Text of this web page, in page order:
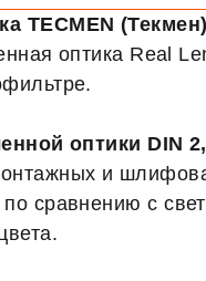
TECMEN
оптика Real
оптики DIN
и
по сравнению с